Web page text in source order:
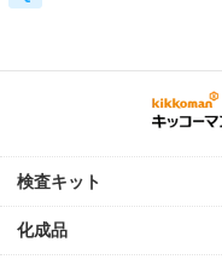
検査キット
化成品